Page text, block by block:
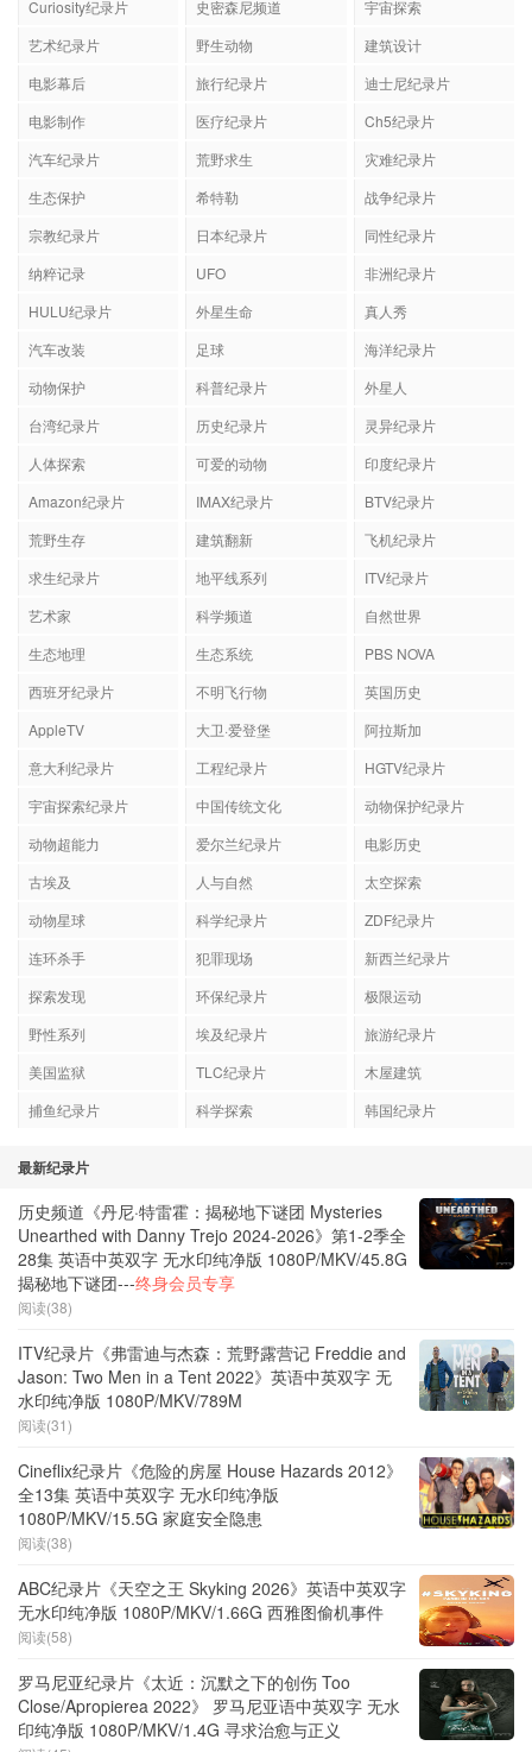
Curiosity纪录片 史密森尼频道
宇宙探索
艺术纪录片
野生动物
建筑设计
电影幕后
旅行纪录片
迪士尼纪录片
电影制作
医疗纪录片
Ch5纪录片
汽车纪录片
荒野求生
灾难纪录片
生态保护
希特勒
战争纪录片
宗教纪录片
日本纪录片
同性纪录片
纳粹记录
UFO
非洲纪录片
HULU纪录片
外星生命
真人秀
汽车改装
足球
海洋纪录片
动物保护
科普纪录片
外星人
台湾纪录片
历史纪录片
灵异纪录片
人体探索
可爱的动物
印度纪录片
Amazon纪录片
IMAX纪录片
BTV纪录片
荒野生存
建筑翻新
飞机纪录片
求生纪录片
地平线系列
ITV纪录片
艺术家
科学频道
自然世界
生态地理
生态系统
PBS NOVA
西班牙纪录片
不明飞行物
英国历史
AppleTV
大卫·爱登堡
阿拉斯加
意大利纪录片
工程纪录片
HGTV纪录片
宇宙探索纪录片
中国传统文化
动物保护纪录片
动物超能力
爱尔兰纪录片
电影历史
古埃及
人与自然
太空探索
动物星球
科学纪录片
ZDF纪录片
连环杀手
犯罪现场
新西兰纪录片
探索发现
环保纪录片
极限运动
野性系列
埃及纪录片
旅游纪录片
美国监狱
TLC纪录片
木屋建筑
捕鱼纪录片
科学探索 韩国纪录片
最新纪录片
历史频道《丹尼·特雷霍：揭秘地下谜团 Mysteries
Unearthed with Danny Trejo 2024-2026》第1-2季全
28集 英语中英双字 无水印纯净版 1080P/MKV/45.8G
揭秘地下谜团---终身会员专享
阅读(38)
ITV纪录片《弗雷迪与杰森：荒野露营记 Freddie and
Jason: Two Men in a Tent 2022》英语中英双字 无
水印纯净版 1080P/MKV/789M
阅读(31)
Cineflix纪录片《危险的房屋 House Hazards 2012》
全13集 英语中英双字 无水印纯净版
1080P/MKV/15.5G 家庭安全隐患
阅读(38)
ABC纪录片《天空之王 Skyking 2026》英语中英双字
无水印纯净版 1080P/MKV/1.66G 西雅图偷机事件
阅读(58)
罗马尼亚纪录片《太近：沉默之下的创伤 Too
Close/Apropierea 2022》 罗马尼亚语中英双字 无水
印纯净版 1080P/MKV/1.4G 寻求治愈与正义